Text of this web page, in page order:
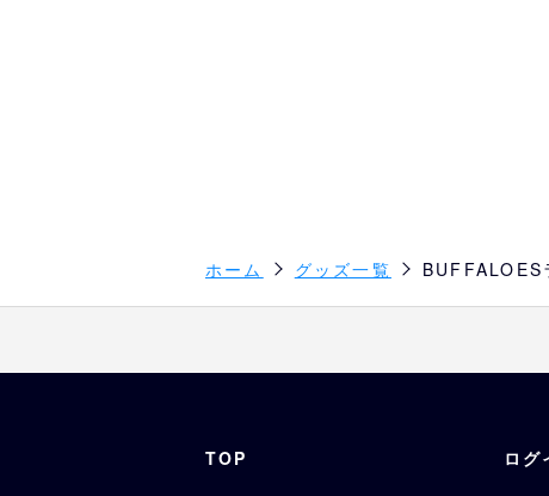
ホーム グッズ一覧 BUFFALOES
TOP ログ